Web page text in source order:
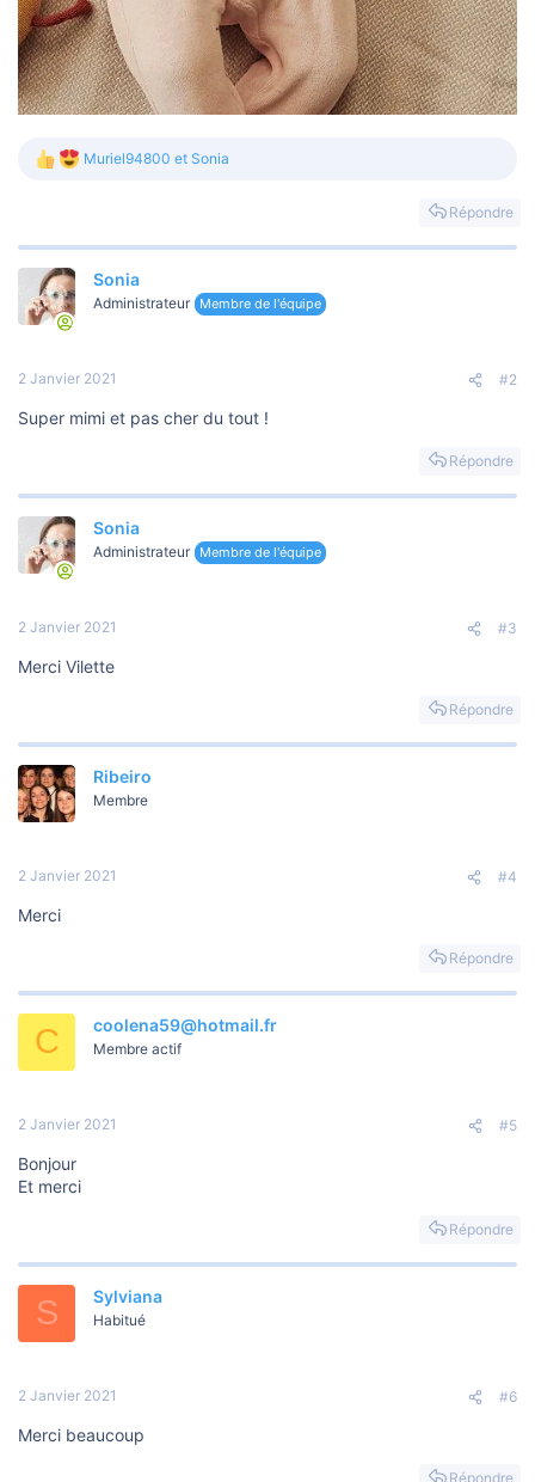
L
é
c
t
i
s
Muriel94800 et Sonia
Répondre
Sonia
Administrateur Membre de l'équipe
2 Janvier 2021 #2
Super mimi et pas cher du tout !
Répondre
Sonia
Administrateur Membre de l'équipe
2 Janvier 2021 #3
Merci Vilette
Répondre
Ribeiro
Membre
2 Janvier 2021 #4
Merci
Répondre
C coolena59@hotmail.fr
Membre actif
2 Janvier 2021 #5
Bonjour
Et merci
Répondre
S Sylviana
Habitué
2 Janvier 2021 #6
Merci beaucoup
Répondre